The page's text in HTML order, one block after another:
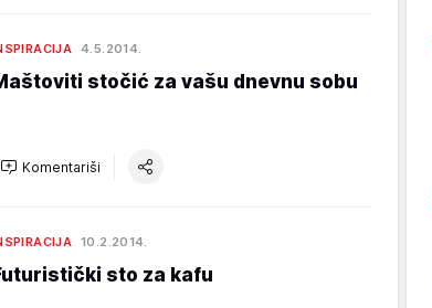
4.5.2014.
stočić za vašu dnevnu sobu
Komentariši
10.2.2014.
sto za kafu